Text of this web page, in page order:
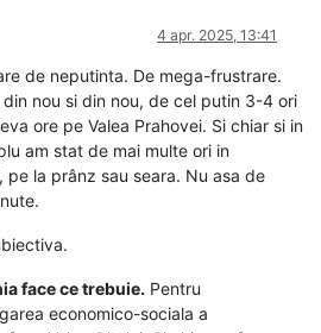
4 apr. 2025, 13:41
de neputinta. De mega-frustrare.
nou si din nou, de cel putin 3-4 ori
ore pe Valea Prahovei. Si chiar si in
am stat de mai multe ori in
pe la prânz sau seara. Nu asa de
face ce trebuie. Pentru
economico-sociala a